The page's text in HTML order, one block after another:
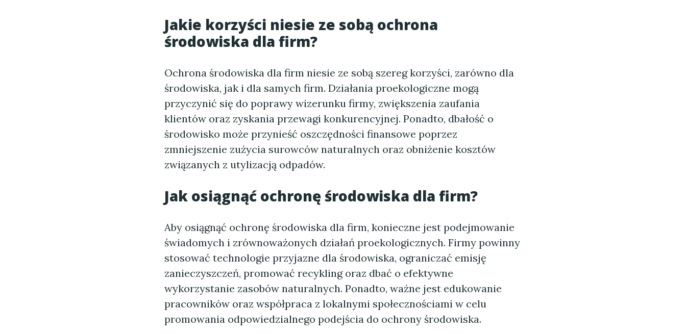
Jakie korzyści niesie ze sobą ochrona
środowiska dla firm?
Ochrona środowiska dla firm niesie ze sobą szereg korzyści, zarówno dla
środowiska, jak i dla samych firm. Działania proekologiczne mogą
przyczynić się do poprawy wizerunku firmy, zwiększenia zaufania
klientów oraz zyskania przewagi konkurencyjnej. Ponadto, dbałość o
środowisko może przynieść oszczędności finansowe poprzez
zmniejszenie zużycia surowców naturalnych oraz obniżenie kosztów
związanych z utylizacją odpadów.
Jak osiągnąć ochronę środowiska dla firm?
Aby osiągnąć ochronę środowiska dla firm, konieczne jest podejmowanie
świadomych i zrównoważonych działań proekologicznych. Firmy powinny
stosować technologie przyjazne dla środowiska, ograniczać emisję
zanieczyszczeń, promować recykling oraz dbać o efektywne
wykorzystanie zasobów naturalnych. Ponadto, ważne jest edukowanie
pracowników oraz współpraca z lokalnymi społecznościami w celu
promowania odpowiedzialnego podejścia do ochrony środowiska.